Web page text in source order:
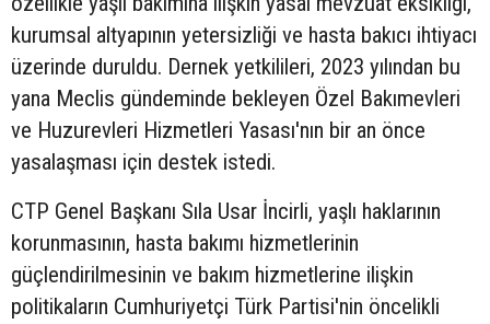
kurumsal altyapının yetersizliği ve hasta bakıcı ihtiyacı
üzerinde duruldu. Dernek yetkilileri, 2023 yılından bu
yana Meclis gündeminde bekleyen Özel Bakımevleri
ve Huzurevleri Hizmetleri Yasası'nın bir an önce
yasalaşması için destek istedi.
CTP Genel Başkanı Sıla Usar İncirli, yaşlı haklarının
korunmasının, hasta bakımı hizmetlerinin
güçlendirilmesinin ve bakım hizmetlerine ilişkin
politikaların Cumhuriyetçi Türk Partisi'nin öncelikli